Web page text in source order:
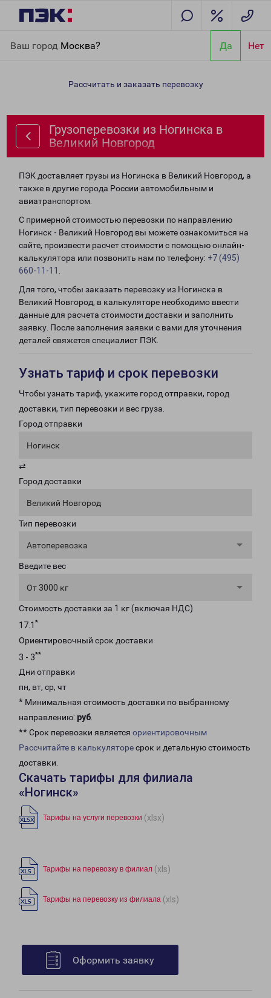
Ваш город Москва? Да Нет
Новгород
Рассчитать и заказать перевозку
Грузоперевозки из Ногинска в
Великий Новгород
ПЭК доставляет грузы из Ногинска в Великий Новгород, а
также в другие города России автомобильным и
авиатранспортом.
С примерной стоимостью перевозки по направлению
Ногинск - Великий Новгород вы можете ознакомиться на
сайте, произвести расчет стоимости с помощью онлайн-
калькулятора или позвонить нам по телефону: +7 (495)
660-11-11
Для того, чтобы заказать перевозку из Ногинска в
Великий Новгород, в калькуляторе необходимо ввести
данные для расчета стоимости доставки и заполнить
заявку. После заполнения заявки с вами для уточнения
деталей свяжется специалист ПЭК.
Узнать тариф и срок перевозки
Чтобы узнать тариф, укажите город отправки, город
доставки, тип перевозки и вес груза.
Город отправки
Ногинск
⇄
Город доставки
Великий Новгород
Тип перевозки
Автоперевозка
Введите вес
От 3000 кг
Стоимость доставки за 1 кг (включая НДС)
17.1 *
Ориентировочный срок доставки
3 - 3**
Дни отправки
пн, вт, ср, чт
* Минимальная стоимость доставки по выбранному
направлению: руб.
** Срок перевозки является ориентировочным
Рассчитайте в калькуляторесрок и детальную стоимость
доставки.
Скачать тарифы для филиала
«Ногинск»
Тарифы на услуги перевозки (xlsx)
Тарифы на перевозку в филиал (xls)
Тарифы на перевозку из филиала (xls)
Оформить заявку